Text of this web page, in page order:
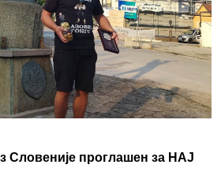
Словеније проглашен за НАЈ